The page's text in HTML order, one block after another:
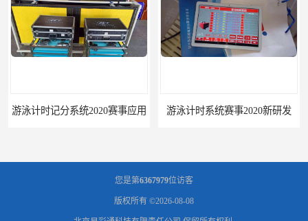
游泳计时记分系统2020赛事应用 游泳计时系统赛事2020新研发
您是第6367979位访客
版权所有 ©2026-08-08